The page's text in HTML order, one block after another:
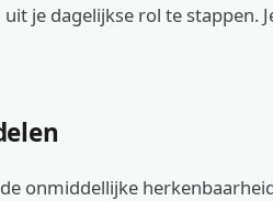
je dagelijkse rol te stappen.
onmiddellijke